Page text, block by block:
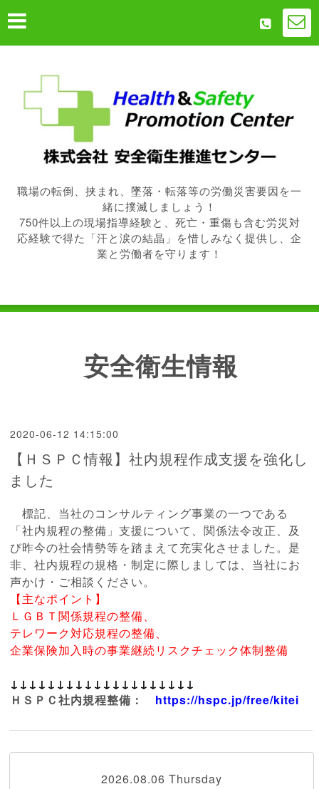
職場の転倒、挟まれ、墜落・転落等の労働災害要因を一
緒に撲滅しましょう！
750件以上の現場指導経験と、死亡・重傷も含む労災対
応経験で得た「汗と涙の結晶」を惜しみなく提供し、企
業と労働者を守ります！
安全衛生情報
2020-06-12 14:15:00
【ＨＳＰＣ情報】社内規程作成支援を強化し
ました
標記、当社のコンサルティング事業の一つである
「社内規程の整備」支援について、関係法令改正、及
び昨今の社会情勢等を踏まえて充実化させました。是
非、社内規程の規格・制定に際しましては、当社にお
声かけ・ご相談ください。
【主なポイント】
ＬＧＢＴ関係規程の整備、
テレワーク対応規程の整備、
企業保険加入時の事業継続リスクチェック体制整備
↓↓ ↓↓ ↓↓ ↓↓ ↓↓ ↓↓ ↓↓ ↓↓ ↓↓ ↓↓
ＨＳＰＣ社内規程整備：
https://hspc.jp/free/kitei
2026.08.06 Thursday